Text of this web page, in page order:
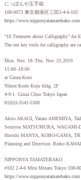
にっぽんや玉手箱
108-0073 東京都港区三田2-4-6-102
https://www.nipponyatamatebako.com
“10 Treasures about Calligraphy”
The ten key tools for calligraphy are
Mon. Nov. 18–Thu. Nov. 21,2019
11:00–18:00
at Ginza Koro
Nihon Kodo Koju bldg. 2F
4-9-1. Ginza Chuo Tokyo Japan
81(0)3-3541-5300
Akito AKAGI, Yataro AMEMIYA,
Souryou MATSUMURA, WAGAMI-
Hiroshi MANYA, KOBO-GAMA,
Planning and Direction: Rieko
NIPPONYA TAMATEBAKO
#102 2-4-6 Mita Minato Tokyo 108-
https://www.nipponyatamatebako.com